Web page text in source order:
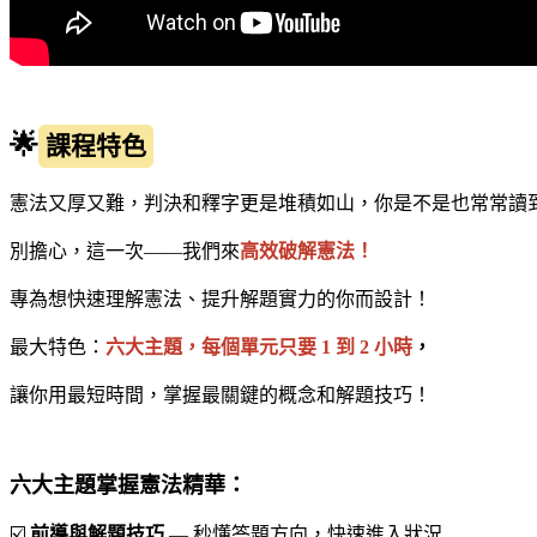
🌟 課程特色
憲法又厚又難，判決和釋字更是堆積如山，你是不是也常常讀
別擔心，這一次——我們來高效破解憲法！
專為想快速理解憲法、提升解題實力的你而設計！
最大特色： 六大主題，每個單元只要 1 到 2 小時 ，
讓你用最短時間，掌握最關鍵的概念和解題技巧！
六大主題掌握憲法精華：